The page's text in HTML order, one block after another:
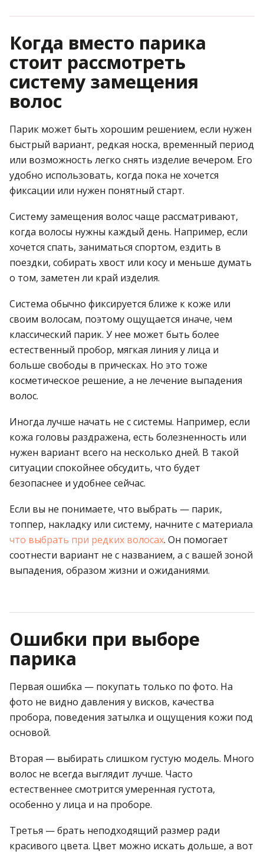
Когда вместо парика
стоит рассмотреть
систему замещения
волос
Парик может быть хорошим решением, если нужен
быстрый вариант, редкая носка, временный период
или возможность легко снять изделие вечером. Его
удобно использовать, когда пока не хочется
фиксации или нужен понятный старт.
Систему замещения волос чаще рассматривают,
когда волосы нужны каждый день. Например, если
хочется спать, заниматься спортом, ездить в
поездки, собирать хвост или косу и меньше думать
о том, заметен ли край изделия.
Система обычно фиксируется ближе к коже или
своим волосам, поэтому ощущается иначе, чем
классический парик. У нее может быть более
естественный пробор, мягкая линия у лица и
больше свободы в прическах. Но это тоже
косметическое решение, а не лечение выпадения
волос.
Иногда лучше начать не с системы. Например, если
кожа головы раздражена, есть болезненность или
нужен вариант всего на несколько дней. В такой
ситуации спокойнее обсудить, что будет
безопаснее и удобнее сейчас.
Если вы не понимаете, что выбрать — парик,
топпер, накладку или систему, начните с материала
что выбрать при редких волосах. Он помогает
соотнести вариант не с названием, а с вашей зоной
выпадения, образом жизни и ожиданиями.
Ошибки при выборе
парика
Первая ошибка — покупать только по фото. На
фото не видно давления у висков, качества
пробора, поведения затылка и ощущения кожи под
основой.
Вторая — выбирать слишком густую модель. Много
волос не всегда выглядит лучше. Часто
естественнее смотрится умеренная густота,
особенно у лица и на проборе.
Третья — брать неподходящий размер ради
красивого цвета. Цвет можно искать дольше, а вот